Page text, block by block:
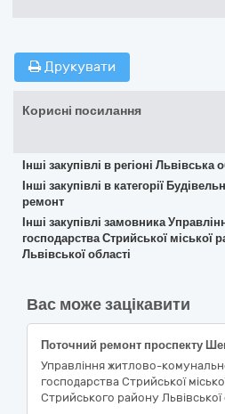
Друкувати
Корисні посилання
Інші закупівлі в регіоні Львівська
Інші закупівлі в категорії
ремонт
Інші закупівлі замовника
господарства Стрийської міської
Львівської області
Вас може зацікавити
Управління житлово-
господарства Стрийської
Стрийського району Львівської